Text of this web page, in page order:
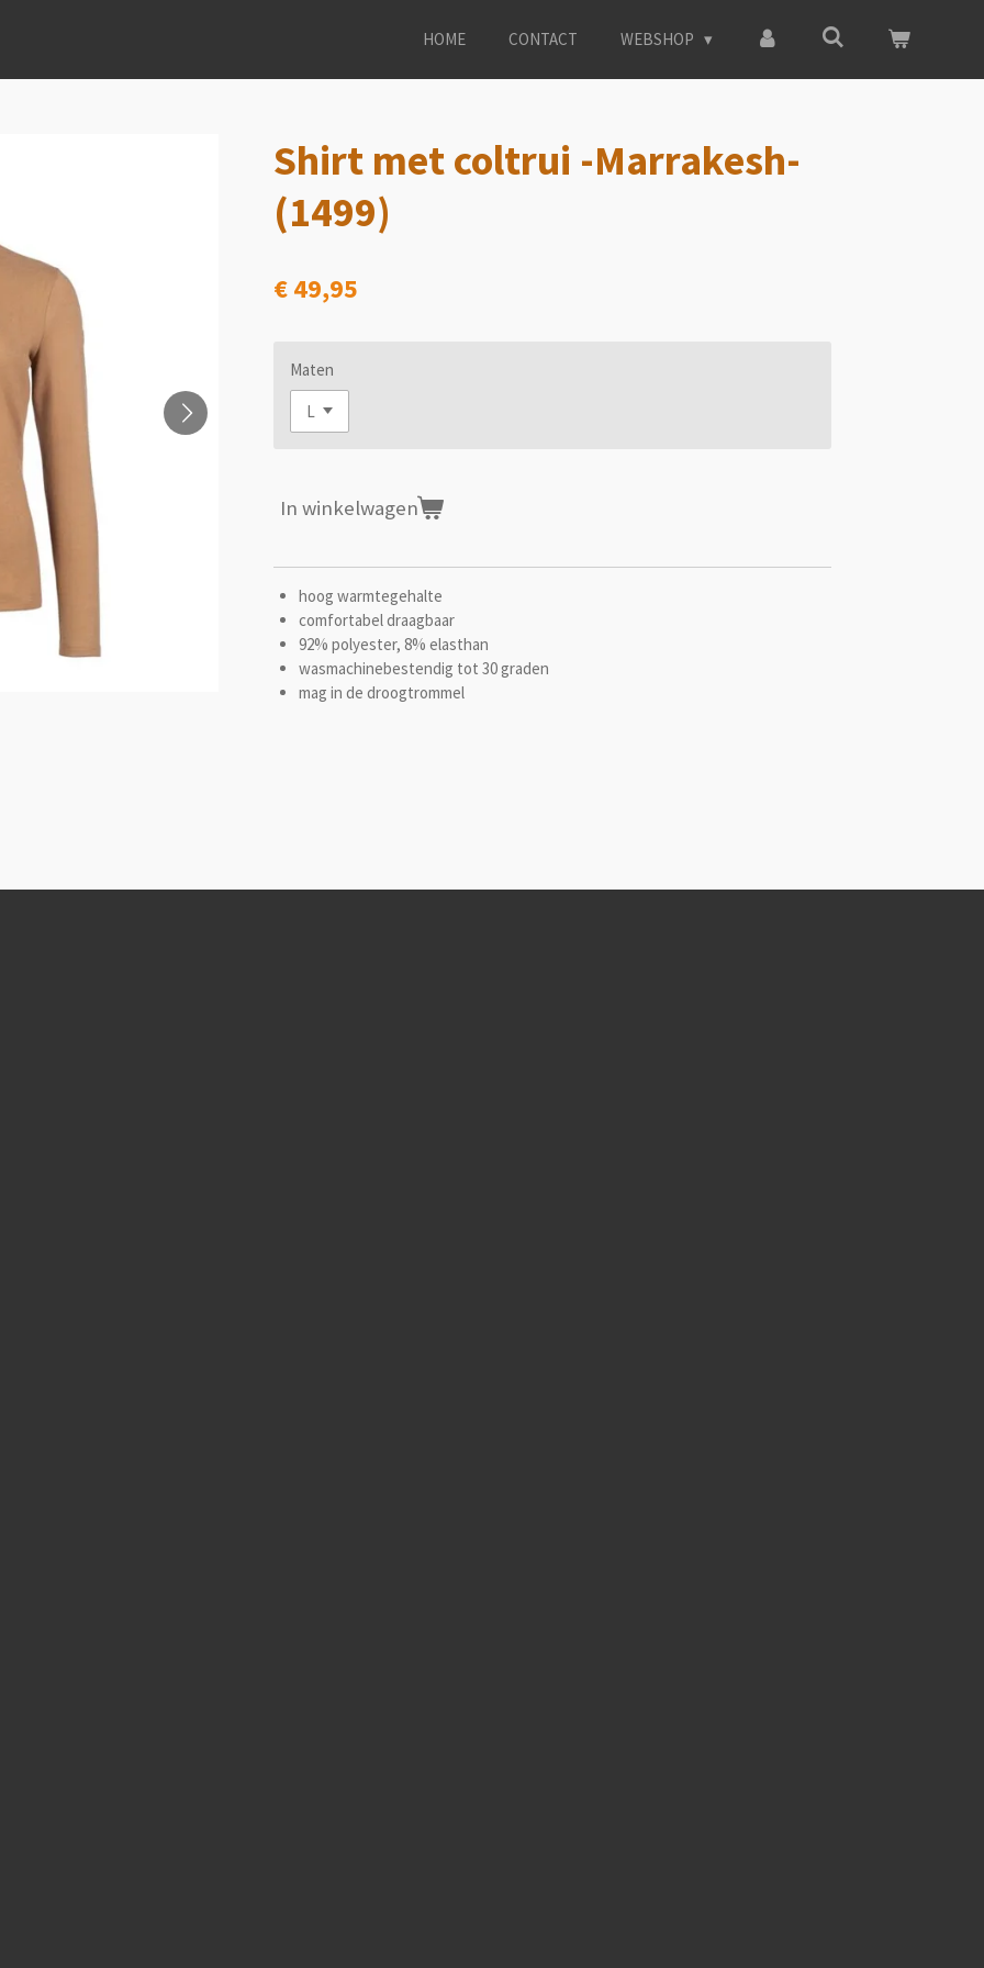
HOME CONTACT WEBSHOP
Shirt met coltrui -Marrakesh-
(1499)
€ 49,95
Maten
In winkelwagen
hoog warmtegehalte
comfortabel draagbaar
92% polyester, 8% elasthan
wasmachinebestendig tot 30 graden
mag in de droogtrommel